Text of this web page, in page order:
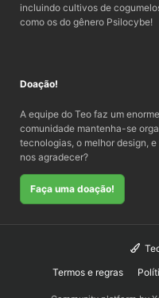
incluindo cultivos de
como os do gênero Psilocybe!
Doação!
A equipe do Teo faz um
comunidade mantenha-se
tecnologias, o melhor design,
nos agradecer?
Faça uma doação!
Termos e regras